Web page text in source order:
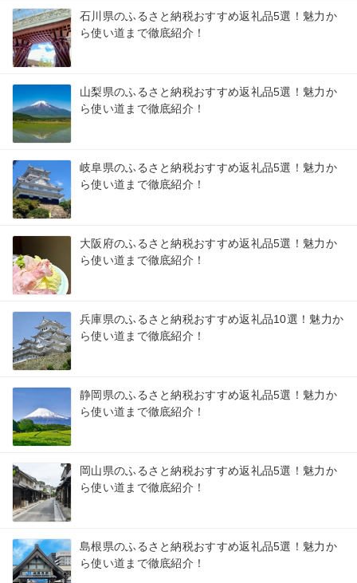
石川県のふるさと納税おすすめ返礼品5選！魅力か
ら使い道まで徹底紹介！
山梨県のふるさと納税おすすめ返礼品5選！魅力か
ら使い道まで徹底紹介！
岐阜県のふるさと納税おすすめ返礼品5選！魅力か
ら使い道まで徹底紹介！
大阪府のふるさと納税おすすめ返礼品5選！魅力か
ら使い道まで徹底紹介！
兵庫県のふるさと納税おすすめ返礼品10選！魅力か
ら使い道まで徹底紹介！
静岡県のふるさと納税おすすめ返礼品5選！魅力か
ら使い道まで徹底紹介！
岡山県のふるさと納税おすすめ返礼品5選！魅力か
ら使い道まで徹底紹介！
島根県のふるさと納税おすすめ返礼品5選！魅力か
ら使い道まで徹底紹介！